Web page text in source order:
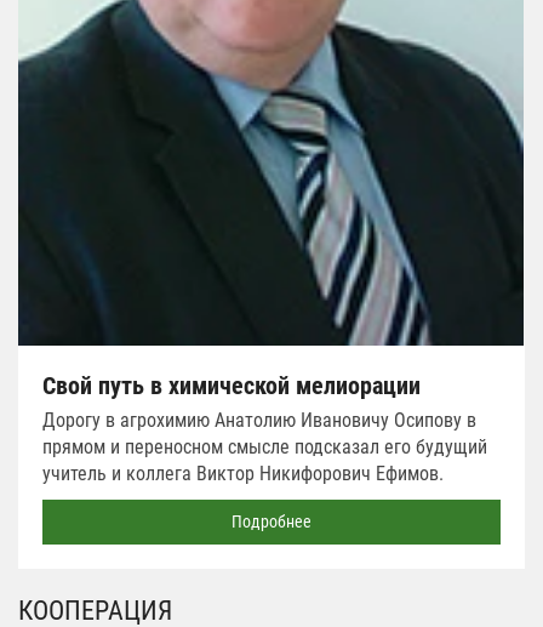
Свой путь в химической мелиорации
Дорогу в агрохимию Анатолию Ивановичу Осипову в
прямом и переносном смысле подсказал его будущий
учитель и коллега Виктор Никифорович Ефимов.
Подробнее
КООПЕРАЦИЯ